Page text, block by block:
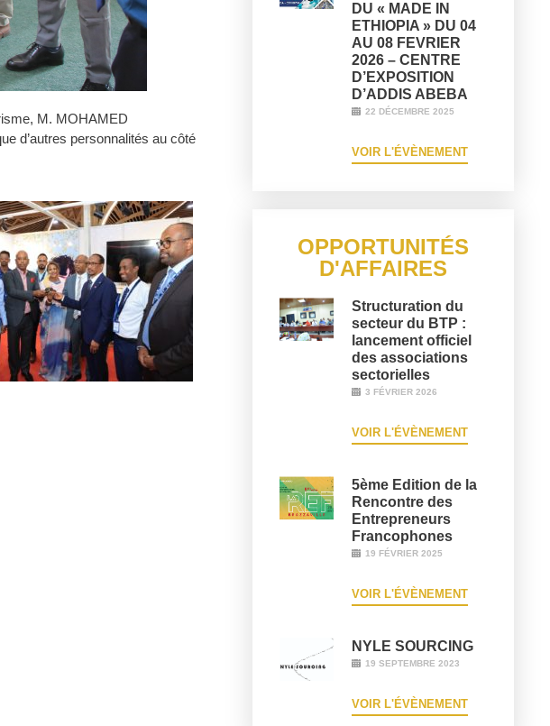
M. MOHAMED
d’autres personnalités au côté
DU « MADE IN
ETHIOPIA » DU 04
AU 08 FEVRIER
2026 – CENTRE
D’EXPOSITION
D’ADDIS ABEBA
22 DÉCEMBRE 2025
VOIR L'ÉVÈNEMENT
OPPORTUNITÉS
D'AFFAIRES
Structuration du
secteur du BTP :
lancement officiel
des associations
sectorielles
3 FÉVRIER 2026
VOIR L'ÉVÈNEMENT
5ème Edition de la
Rencontre des
Entrepreneurs
Francophones
19 FÉVRIER 2025
VOIR L'ÉVÈNEMENT
NYLE SOURCING
19 SEPTEMBRE 2023
VOIR L'ÉVÈNEMENT